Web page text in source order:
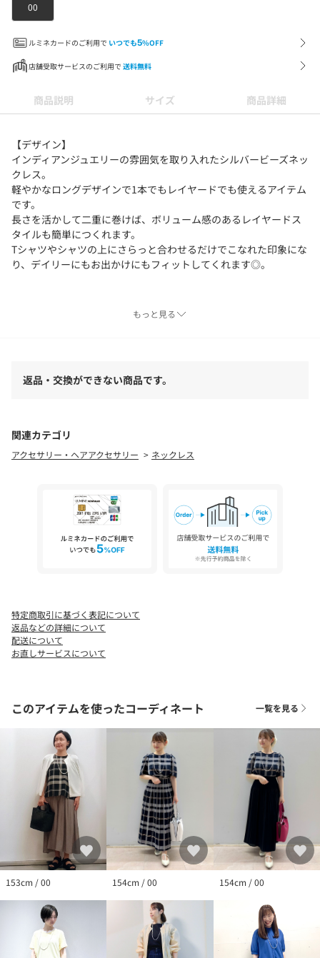
00
ルミネカードのご利用で いつでも5%OFF
店舗受取サービスのご利用で 送料無料
商品説明 サイズ 商品詳細
【デザイン】
インディアンジュエリーの雰囲気を取り入れたシルバービーズネッ
クレス。
軽やかなロングデザインで1本でもレイヤードでも使えるアイテム
です。
長さを活かして二重に巻けば、ボリューム感のあるレイヤードス
タイルも簡単につくれます。
Tシャツやシャツの上にさらっと合わせるだけでこなれた印象にな
り、デイリーにもお出かけにもフィットしてくれます◎。
※照明の関係により、実際よりも色味が違って見える場合があり
もっと見る
返品・交換ができない商品です。
関連カテゴリ
アクセサリー・ヘアアクセサリー ネックレス
特定商取引に基づく表記について
返品などの詳細について
配送について
お直しサービスについて
このアイテムを使ったコーディネート 一覧を見る
153cm / 00 154cm / 00 154cm / 00